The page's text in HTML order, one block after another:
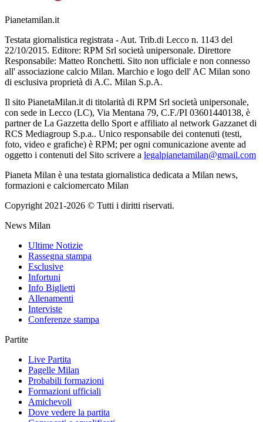
Pianetamilan.it
Testata giornalistica registrata - Aut. Trib.di Lecco n. 1143 del
22/10/2015. Editore: RPM Srl società unipersonale. Direttore
Responsabile: Matteo Ronchetti. Sito non ufficiale e non connesso
all' associazione calcio Milan. Marchio e logo dell' AC Milan sono
di esclusiva proprietà di A.C. Milan S.p.A.
Il sito PianetaMilan.it di titolarità di RPM Srl società unipersonale,
con sede in Lecco (LC), Via Mentana 79, C.F./PI 03601440138, è
partner de La Gazzetta dello Sport e affiliato al network Gazzanet di
RCS Mediagroup S.p.a.. Unico responsabile dei contenuti (testi,
foto, video e grafiche) è RPM; per ogni comunicazione avente ad
oggetto i contenuti del Sito scrivere a legalpianetamilan@gmail.com
Pianeta Milan è una testata giornalistica dedicata a Milan news,
formazioni e calciomercato Milan
Copyright 2021-2026 © Tutti i diritti riservati.
News Milan
Ultime Notizie
Rassegna stampa
Esclusive
Infortuni
Info Biglietti
Allenamenti
Interviste
Conferenze stampa
Partite
Live Partita
Pagelle Milan
Probabili formazioni
Formazioni ufficiali
Amichevoli
Dove vedere la partita